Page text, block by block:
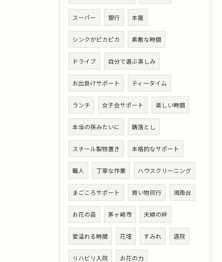
スーパー 銀行 本屋
シンクがピカピカ 素敵な時間
ドライブ 自分で選ぶ楽しみ
お出掛けサポート ティータイム
ランチ 女子会サポート 楽しい時間
本当の孫みたいに 錆落とし
スチール製物置き 本格的なサポート
職人 丁寧な作業 ハウスクリーニング
まごころサポート 買い物同行 湘南台
お花の苗 茅ヶ崎市 夫婦の絆
愛溢れる時間 花壇 すみれ 退院
リハビリ入院 お花の力